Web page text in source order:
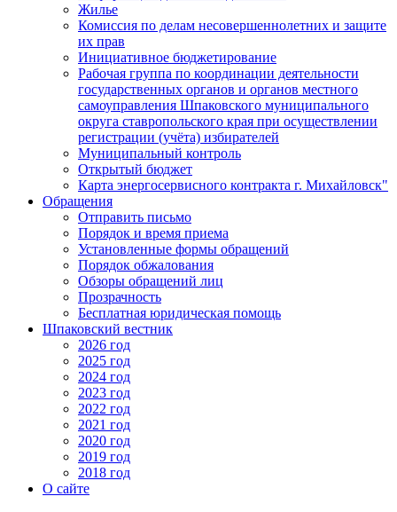
Жилье
Комиссия по делам несовершеннолетних и защите
их прав
Инициативное бюджетирование
Рабочая группа по координации деятельности
государственных органов и органов местного
самоуправления Шпаковского муниципального
округа ставропольского края при осуществлении
регистрации (учёта) избирателей
Муниципальный контроль
Открытый бюджет
Карта энергосервисного контракта г. Михайловск"
Обращения
Отправить письмо
Порядок и время приема
Установленные формы обращений
Порядок обжалования
Обзоры обращений лиц
Прозрачность
Бесплатная юридическая помощь
Шпаковский вестник
2026 год
2025 год
2024 год
2023 год
2022 год
2021 год
2020 год
2019 год
2018 год
О сайте